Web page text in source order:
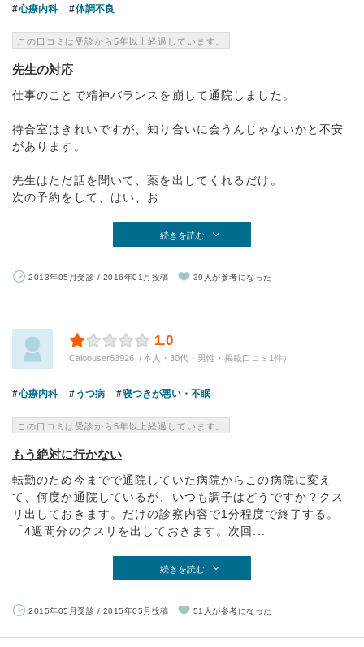
心療内科 体調不良
この口コミは受診から5年以上経過しています。
先生の対応
仕事のことで精神バランスを崩して通院しました。
待合室はきれいですが、知り合いに会うんじゃないかと不安
があります。
先生はただ話を聞いて、薬を出してくれるだけ。
次の予約をして、はい、お...
続きを読む
2013年05月受診 / 2016年01月投稿 39人が参考になった
1.0
Caloouser63926（本人・30代・男性・掲載口コミ1件）
心療内科 うつ病 寝つきが悪い・不眠
この口コミは受診から5年以上経過しています。
もう絶対に行かない
転勤のため今までで通院していた病院からこの病院に変え
て、何度か通院しているが、いつも調子はどうですか？クス
リ出しておきます。だけの診察内容で1分程度で終了する。
「4週間分のクスリを出しておきます。次回...
続きを読む
2015年05月受診 / 2015年05月投稿 51人が参考になった